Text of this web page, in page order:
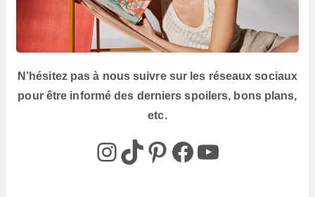
N’hésitez pas à nous suivre sur les réseaux sociaux
pour être informé des derniers spoilers, bons plans,
etc.
@box_az_off
@box_azPinterest
Box AZ @Box-AZ